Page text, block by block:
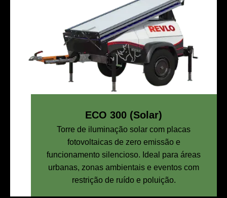
ECO 300 (Solar)
Torre de iluminação solar com placas
fotovoltaicas de zero emissão e
funcionamento silencioso. Ideal para áreas
urbanas, zonas ambientais e eventos com
restrição de ruído e poluição.